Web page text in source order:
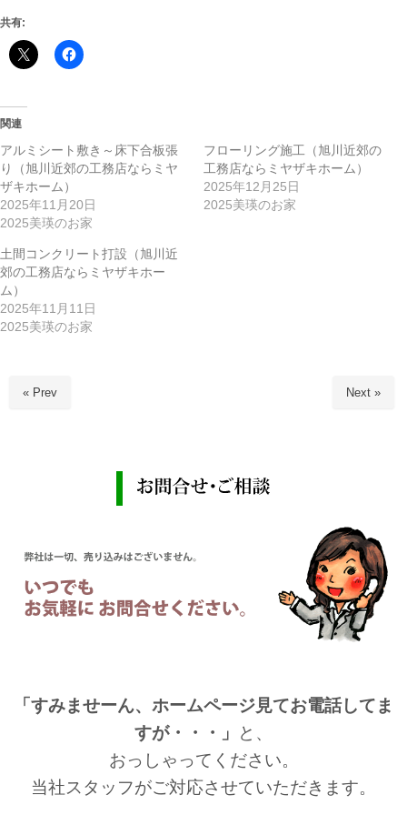
共有:
関連
アルミシート敷き～床下合板張
り（旭川近郊の工務店ならミヤ
ザキホーム）
2025年11月20日
2025美瑛のお家
フローリング施工（旭川近郊の
工務店ならミヤザキホーム）
2025年12月25日
2025美瑛のお家
土間コンクリート打設（旭川近
郊の工務店ならミヤザキホー
ム）
2025年11月11日
2025美瑛のお家
« Prev Next »
「すみませーん、ホームページ見てお電話してま
すが・・・」
と、
おっしゃってください。
当社スタッフがご対応させていただきます。